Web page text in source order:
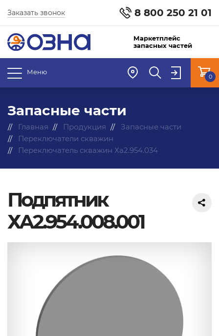
8 800 250 21 01
Заказать звонок
Маркетплейс
запасных частей
Меню
0
Запасные части
Главная Продукция
Запасные части
Переключатели скважин
Переключатель скважин Ха2.954.034
Подпятник
ХА2.954.008.001